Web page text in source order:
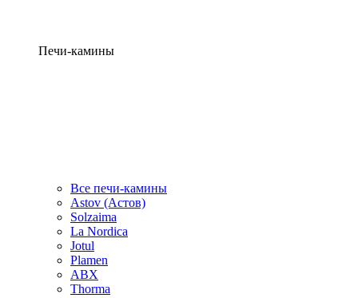
Печи-камины
Все печи-камины
Astov (Астов)
Solzaima
La Nordica
Jotul
Plamen
ABX
Thorma